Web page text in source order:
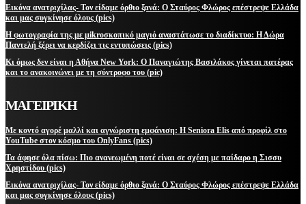
Εικόνα ανατριχίλας- Τον είδαμε όρθιο ξανά: Ο Σταύρος Φλώρος επέστρεψε Ελλάδα
και μας συγκίνησε όλους (pics)
Η φωτογραφία της με μikroσκοπικό μαγιό αναστάτωσε το διαδίκτυο: Η Δώρα
Παντελή ξέρει να κερδίζει τις εντυπώσεις (pics)
Κι όμως δεν είναι η Αθήνα New York: Ο Παναγιώτης Βασιλάκος γίνεται πατέρας
και το ανακοινώνει με τη σύντροφο του (pic)
ΜΑΓΕΙΡΙΚΗ
Με κοντό αγορέ μαλλί και αγνώριστη εμφάνιση: Η Seniora Elis από προφίλ στο
YouTube στον κόσμο του OnlyFans (pics)
Τα άφησε όλα πίσω: Πιο ανανεωμένη ποτέ είναι σε σχέση με παίδαρο η Σισσυ
Χρηστίδου (pics)
Εικόνα ανατριχίλας- Τον είδαμε όρθιο ξανά: Ο Σταύρος Φλώρος επέστρεψε Ελλάδα
και μας συγκίνησε όλους (pics)